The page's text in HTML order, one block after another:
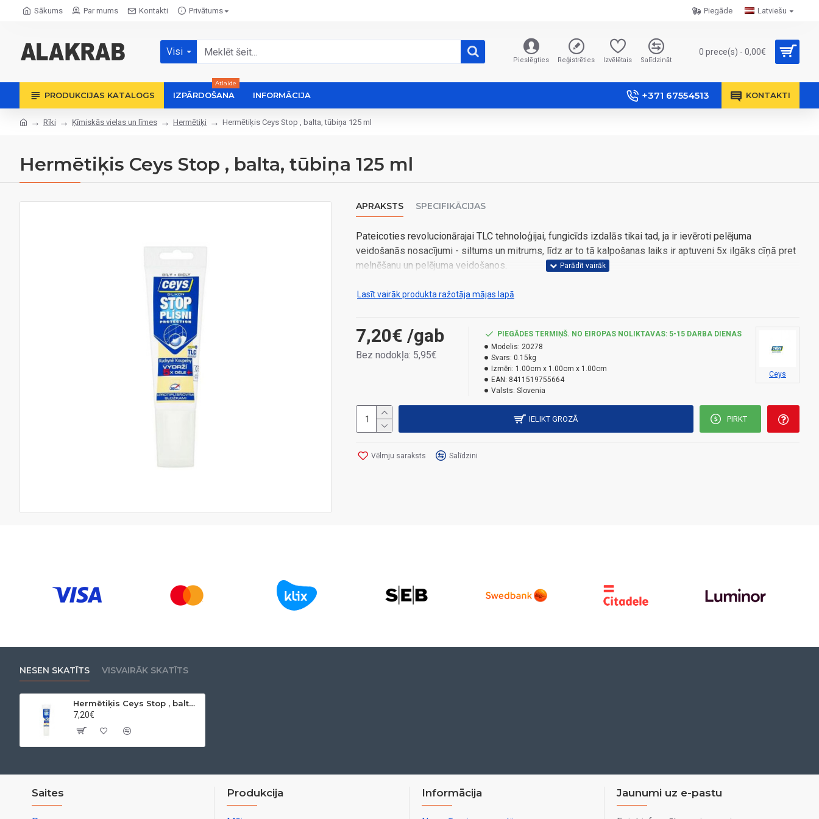
Sākums Par mums Kontakti Privātums Latviešu
Piegāde
Visi
Pieslēgties Reģistrēties Izvēlētais Salīdzināt
0 prece(s) - 0,00€
PRODUKCIJAS KATALOGS IZPĀRDOŠANA
Atlaide
INFORMĀCIJA +371 67554513 KONTAKTI
Rīki Ķīmiskās vielas un līmes Hermētiķi Hermētiķis Ceys Stop , balta, tūbiņa 125 ml
Hermētiķis Ceys Stop , balta, tūbiņa 125 ml
APRAKSTS SPECIFIKĀCIJAS
Pateicoties revolucionārajai TLC tehnoloģijai, fungicīds izdalās tikai tad, ja ir ievēroti pelējuma
veidošanās nosacījumi - siltums un mitrums, līdz ar to tā kalpošanas laiks ir aptuveni 5x ilgāks cīņā pret
melnēšanu un pelējuma veidošanos.
Lasīt vairāk produkta ražotāja mājas lapā
7,20€ /gab
Bez nodokļa: 5,95€
PIEGĀDES TERMIŅŠ. NO EIROPAS NOLIKTAVAS: 5-15 DARBA DIENAS
Modelis: 20278
Svars: 0.15kg
Izmēri: 1.00cm x 1.00cm x 1.00cm
EAN: 8411519755664
Valsts: Slovenia
Ceys
IELIKT GROZĀ PIRKT
Vēlmju saraksts Salīdzini
NESEN SKATĪTS VISVAIRĀK SKATĪTS
Hermētiķis Ceys Stop , balta, tūbiņa 125 ml
7,20€
Saites Produkcija Informācija Jaunumi uz e-pastu